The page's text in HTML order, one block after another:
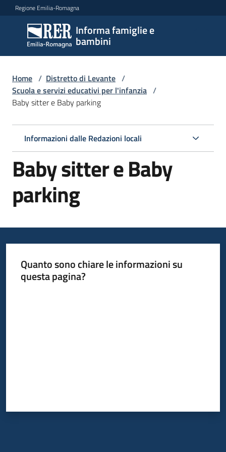
Vai al contenuto
Vai alla navigazione
Vai al footer
Regione Emilia-Romagna
Informa famiglie e
bambini
Informa
famiglie
e
bambini
per
le
Informazioni
locali
Home / Distretto di Levante /
Scuola e servizi educativi per l'infanzia /
Baby sitter e Baby parking
Informazioni dalle Redazioni locali
Baby sitter e Baby
parking
Quanto sono chiare le informazioni su
questa pagina?